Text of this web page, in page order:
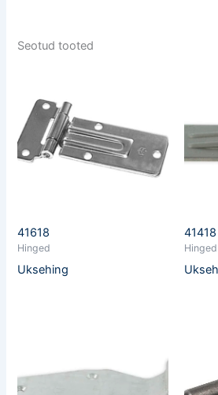
Seotud tooted
41618
Hinged
Uksehing
41418
Hinged